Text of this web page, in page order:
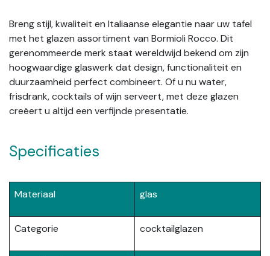
Breng stijl, kwaliteit en Italiaanse elegantie naar uw tafel
met het glazen assortiment van Bormioli Rocco. Dit
gerenommeerde merk staat wereldwijd bekend om zijn
hoogwaardige glaswerk dat design, functionaliteit en
duurzaamheid perfect combineert. Of u nu water,
frisdrank, cocktails of wijn serveert, met deze glazen
creëert u altijd een verfijnde presentatie.
Specificaties
Materiaal glas
Categorie cocktailglazen